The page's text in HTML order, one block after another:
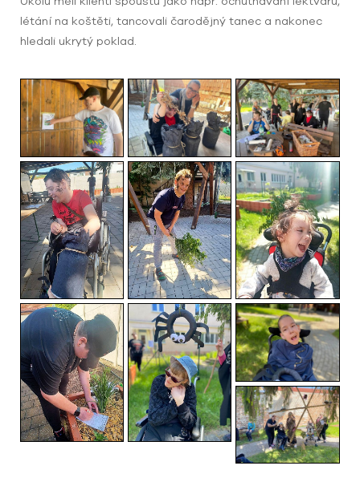
létání na koštěti, tancovali čarodějný tanec a nakonec
hledali ukrytý poklad.